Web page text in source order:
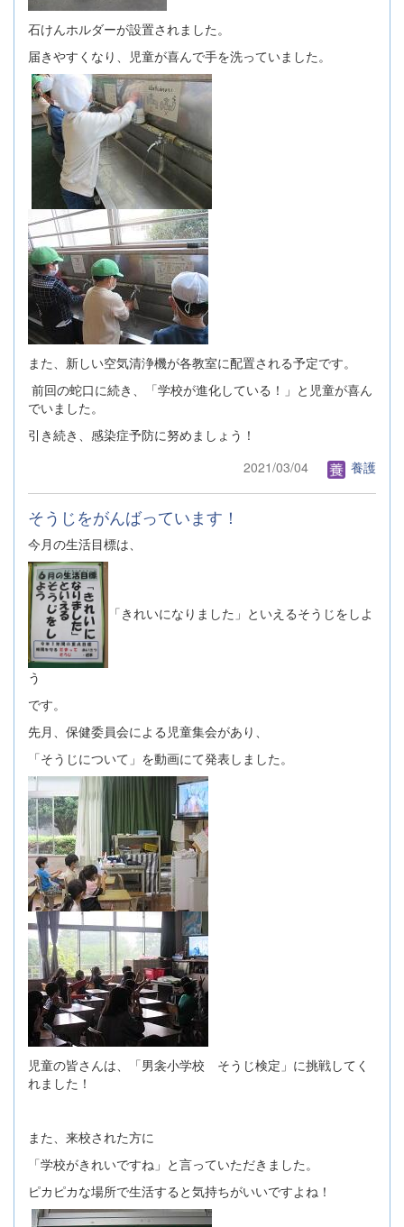
石けんホルダーが設置されました。
届きやすくなり、児童が喜んで手を洗っていました。
また、新しい空気清浄機が各教室に配置される予定です。
前回の蛇口に続き、「学校が進化している！」と児童が喜ん
でいました。
引き続き、感染症予防に努めましょう！
2021/03/04
養護
そうじをがんばっています！
今月の生活目標は、
「きれいになりました」といえるそうじをしよ
う
です。
先月、保健委員会による児童集会があり、
「そうじについて」を動画にて発表しました。
児童の皆さんは、「男衾小学校 そうじ検定」に挑戦してく
れました！
また、来校された方に
「学校がきれいですね」と言っていただきました。
ピカピカな場所で生活すると気持ちがいいですよね！